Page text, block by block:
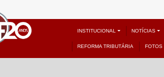
INSTITUCIONAL NOTÍCIAS
REFORMA TRIBUTÁRIA FOTOS